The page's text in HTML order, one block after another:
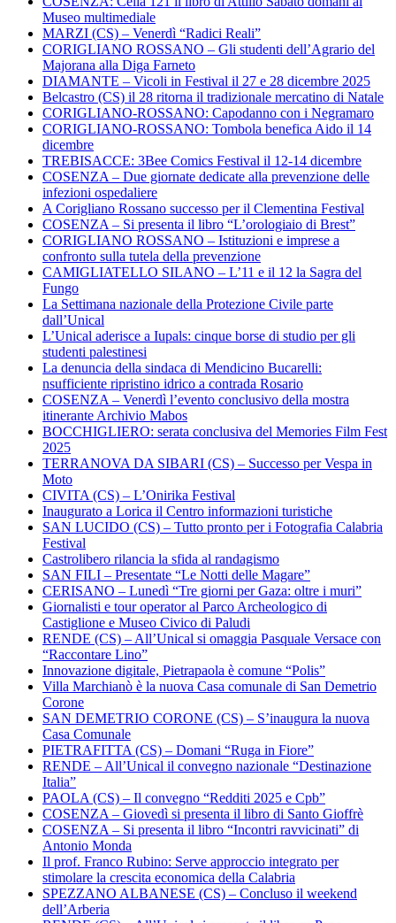
Museo multimediale
MARZI (CS) – Venerdì “Radici Reali”
CORIGLIANO ROSSANO – Gli studenti dell’Agrario del
Majorana alla Diga Farneto
DIAMANTE – Vicoli in Festival il 27 e 28 dicembre 2025
Belcastro (CS) il 28 ritorna il tradizionale mercatino di Natale
CORIGLIANO-ROSSANO: Capodanno con i Negramaro
CORIGLIANO-ROSSANO: Tombola benefica Aido il 14
dicembre
TREBISACCE: 3Bee Comics Festival il 12-14 dicembre
COSENZA – Due giornate dedicate alla prevenzione delle
infezioni ospedaliere
A Corigliano Rossano successo per il Clementina Festival
COSENZA – Si presenta il libro “L’orologiaio di Brest”
CORIGLIANO ROSSANO – Istituzioni e imprese a
confronto sulla tutela della prevenzione
CAMIGLIATELLO SILANO – L’11 e il 12 la Sagra del
Fungo
La Settimana nazionale della Protezione Civile parte
dall’Unical
L’Unical aderisce a Iupals: cinque borse di studio per gli
studenti palestinesi
La denuncia della sindaca di Mendicino Bucarelli:
nsufficiente ripristino idrico a contrada Rosario
COSENZA – Venerdì l’evento conclusivo della mostra
itinerante Archivio Mabos
BOCCHIGLIERO: serata conclusiva del Memories Film Fest
2025
TERRANOVA DA SIBARI (CS) – Successo per Vespa in
Moto
CIVITA (CS) – L’Onirika Festival
Inaugurato a Lorica il Centro informazioni turistiche
SAN LUCIDO (CS) – Tutto pronto per i Fotografia Calabria
Festival
Castrolibero rilancia la sfida al randagismo
SAN FILI – Presentate “Le Notti delle Magare”
CERISANO – Lunedì “Tre giorni per Gaza: oltre i muri”
Giornalisti e tour operator al Parco Archeologico di
Castiglione e Museo Civico di Paludi
RENDE (CS) – All’Unical si omaggia Pasquale Versace con
“Raccontare Lino”
Innovazione digitale, Pietrapaola è comune “Polis”
Villa Marchianò è la nuova Casa comunale di San Demetrio
Corone
SAN DEMETRIO CORONE (CS) – S’inaugura la nuova
Casa Comunale
PIETRAFITTA (CS) – Domani “Ruga in Fiore”
RENDE – All’Unical il convegno nazionale “Destinazione
Italia”
PAOLA (CS) – Il convegno “Redditi 2025 e Cpb”
COSENZA – Giovedì si presenta il libro di Santo Gioffrè
COSENZA – Si presenta il libro “Incontri ravvicinati” di
Antonio Monda
Il prof. Franco Rubino: Serve approccio integrato per
stimolare la crescita economica della Calabria
SPEZZANO ALBANESE (CS) – Concluso il weekend
dell’Arberia